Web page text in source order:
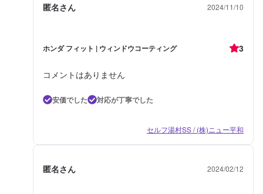
匿名さん 2024/11/10
ホンダ フィット | ウィンドウコーティング 3
コメントはありません
安価でした 対応が丁寧でした
セルフ湯村SS / (株)ニュー平和
匿名さん 2024/02/12